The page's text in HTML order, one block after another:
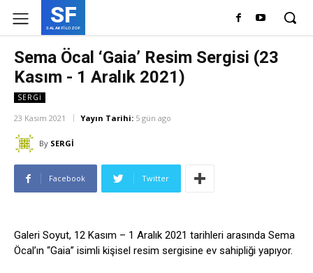
SF
SALAKFİLOZOF
Sema Öcal ‘Gaia’ Resim Sergisi (23
Kasım - 1 Aralık 2021)
SERGİ
23 Kasım 2021 Yayın Tarihi: 5 gün ago
By SERGİ
Facebook Twitter
Galeri Soyut, 12 Kasım – 1 Aralık 2021 tarihleri arasında Sema
Öcal’ın “Gaia” isimli kişisel resim sergisine ev sahipliği yapıyor.